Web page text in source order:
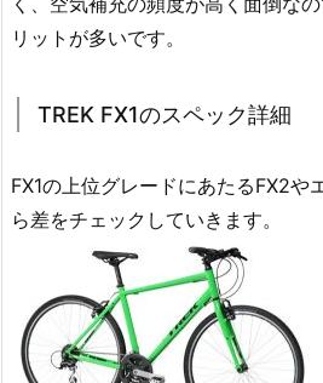
リットが多いです。
TREK FX1のスペック詳細
FX1の上位グレードにあたるFX2や
ら差をチェックしていきます。